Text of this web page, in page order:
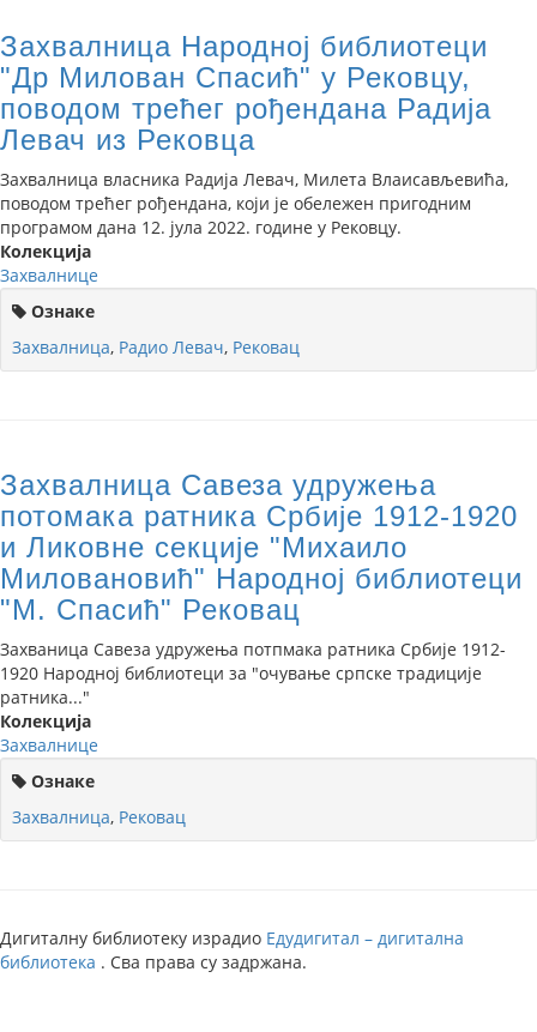
Захвалница Народној библиотеци
"Др Милован Спасић" у Рековцу,
поводом трећег рођендана Радија
Левач из Рековца
Захвалница власника Радија Левач, Милета Влаисављевића,
поводом трећег рођендана, који је обележен пригодним
програмом дана 12. јула 2022. године у Рековцу.
Колекција
Захвалнице
Ознаке
Захвалница, Радио Левач, Рековац
Захвалница Савеза удружења
потомака ратника Србије 1912-1920
и Ликовне секције "Михаило
Миловановић" Народној библиотеци
"М. Спасић" Рековац
Захваница Савеза удружења потпмака ратника Србије 1912-
1920 Народној библиотеци за "очување српске традиције
ратника..."
Колекција
Захвалнице
Ознаке
Захвалница, Рековац
Дигиталну библиотеку израдио Едудигитал – дигитална
библиотека . Сва права су задржана.